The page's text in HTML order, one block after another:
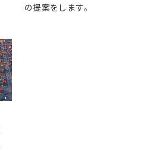
の提案をします。